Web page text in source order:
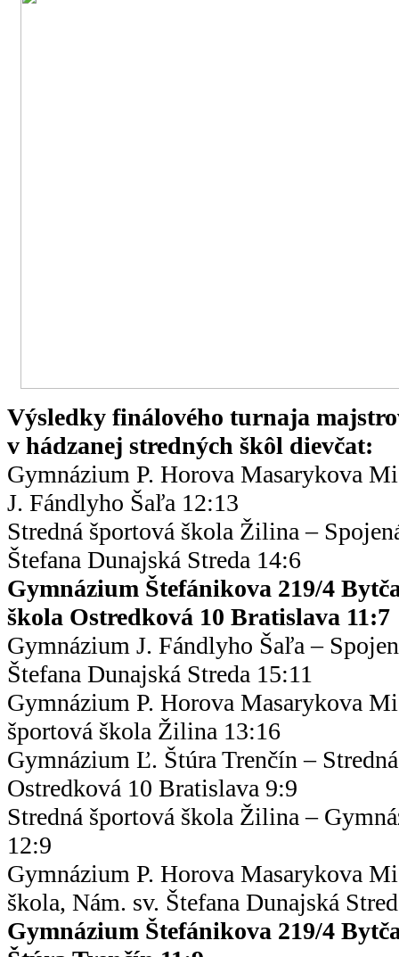
Výsledky finálového turnaja
v hádzanej stredných škôl dievčat:
Gymnázium P. Horova Masarykova
J. Fándlyho Šaľa 12:13
Stredná športová škola Žilina –
Štefana Dunajská Streda 14:6
Gymnázium Štefánikova 219/4
škola Ostredková 10 Bratislava 11:7
Gymnázium J. Fándlyho Šaľa –
Štefana Dunajská Streda 15:11
Gymnázium P. Horova Masarykova
športová škola Žilina 13:16
Gymnázium Ľ. Štúra Trenčín –
Ostredková 10 Bratislava 9:9
Stredná športová škola Žilina –
12:9
Gymnázium P. Horova Masarykova
škola, Nám. sv. Štefana Dunajská
Gymnázium Štefánikova 219/4